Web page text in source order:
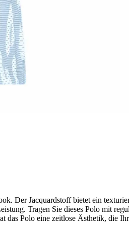
Der Jacquardstoff bietet ein
Tragen Sie dieses Polo mit
das Polo eine zeitlose Ästhetik, die